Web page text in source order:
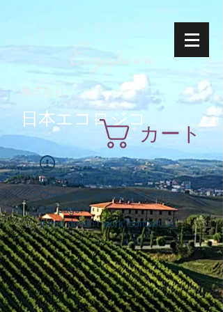
Ecoyapann
株式会社
日本エコロジコカート
Widget Didn’t Load
Check your internet and refresh
this page.
If that doesn’t work, contact us.